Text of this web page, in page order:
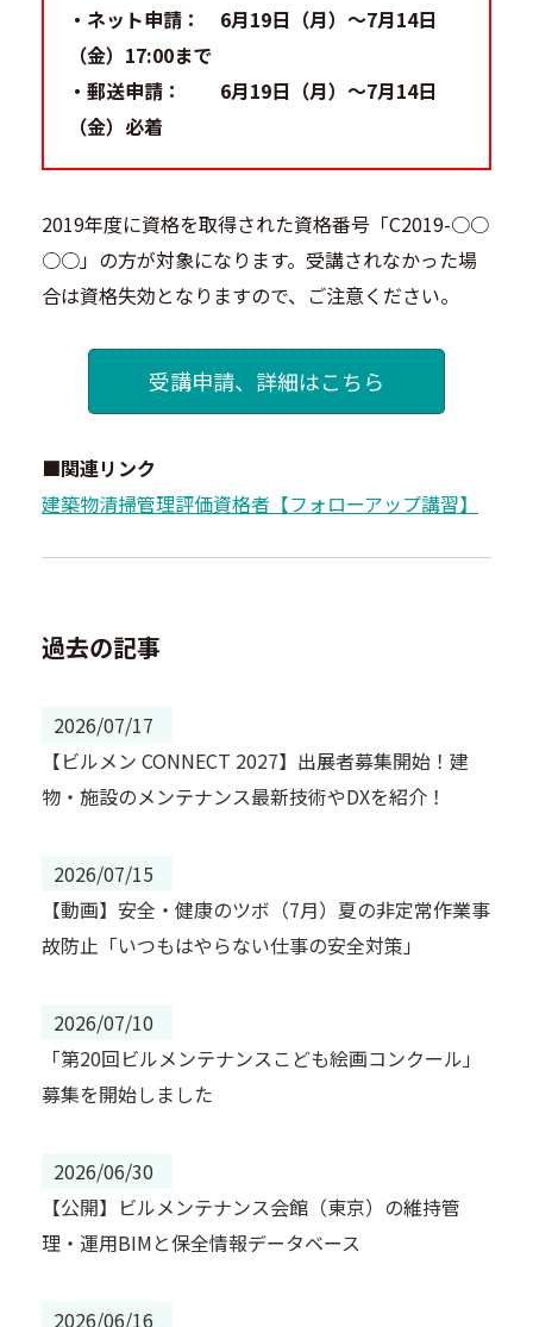
・ネット申請： 6月19日（月）～7月14日
（金）17:00まで
・郵送申請： 6月19日（月）～7月14日
（金）必着
2019年度に資格を取得された資格番号「C2019-○○
○○」の方が対象になります。受講されなかった場
合は資格失効となりますので、ご注意ください。
受講申請、詳細はこちら
■関連リンク
建築物清掃管理評価資格者【フォローアップ講習】
過去の記事
2026/07/17
【ビルメン CONNECT 2027】出展者募集開始！建
物・施設のメンテナンス最新技術やDXを紹介！
2026/07/15
【動画】安全・健康のツボ（7月）夏の非定常作業事
故防止「いつもはやらない仕事の安全対策」
2026/07/10
「第20回ビルメンテナンスこども絵画コンクール」
募集を開始しました
2026/06/30
【公開】ビルメンテナンス会館（東京）の維持管
理・運用BIMと保全情報データベース
2026/06/16